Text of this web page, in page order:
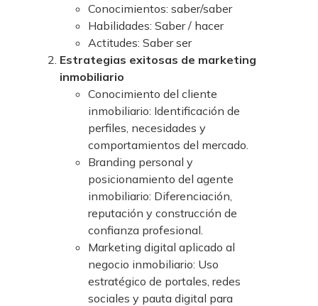
Conocimientos: saber/saber
Habilidades: Saber / hacer
Actitudes: Saber ser
Estrategias exitosas de marketing
inmobiliario
Conocimiento del cliente
inmobiliario: Identificación de
perfiles, necesidades y
comportamientos del mercado.
Branding personal y
posicionamiento del agente
inmobiliario: Diferenciación,
reputación y construcción de
confianza profesional.
Marketing digital aplicado al
negocio inmobiliario: Uso
estratégico de portales, redes
sociales y pauta digital para